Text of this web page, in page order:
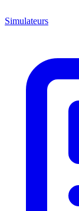
Simulateurs